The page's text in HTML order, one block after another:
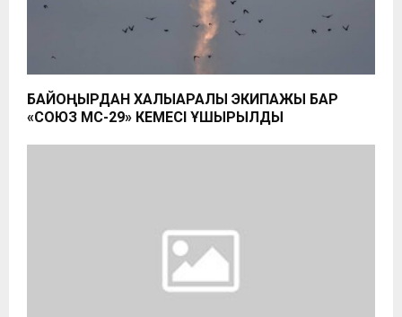
БАЙҚОҢЫРДАН ХАЛЫҚАРАЛЫҚ ЭКИПАЖЫ БАР
«СОЮЗ МС-29» КЕМЕСІ ҰШЫРЫЛДЫ